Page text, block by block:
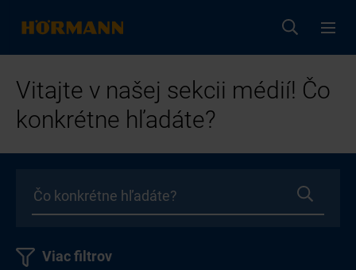
Vitajte v našej sekcii médií! Čo
konkrétne hľadáte?
Viac filtrov